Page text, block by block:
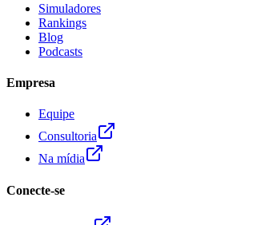
Simuladores
Rankings
Blog
Podcasts
Empresa
Equipe
Consultoria
Na mídia
Conecte-se